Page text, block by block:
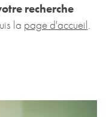
recherche
la page d'accueil.